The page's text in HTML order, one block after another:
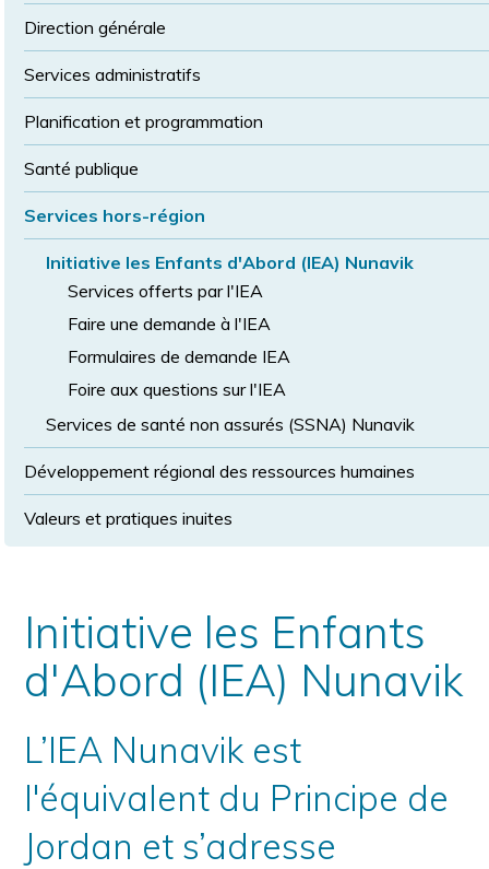
police
Direction générale
Services administratifs
Planification et programmation
Santé publique
Services hors-région
Initiative les Enfants d'Abord (IEA) Nunavik
Services offerts par l'IEA
Faire une demande à l'IEA
Formulaires de demande IEA
Foire aux questions sur l'IEA
Services de santé non assurés (SSNA) Nunavik
Développement régional des ressources humaines
Valeurs et pratiques inuites
Initiative les Enfants
d'Abord (IEA) Nunavik
L’IEA Nunavik est
l'équivalent du Principe de
Jordan et s’adresse